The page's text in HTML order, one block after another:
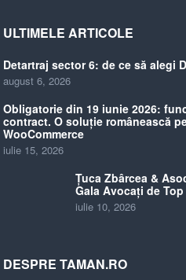
ULTIMELE ARTICOLE
Detartraj sector 6: de ce să alegi
august 6, 2026
Obligatorie din 19 iunie 2026:
contract. O soluție românească
WooCommerce
iulie 15, 2026
Țuca Zbârcea &
Gala Avocați de Top
iulie 10, 2026
DESPRE TAMAN.RO